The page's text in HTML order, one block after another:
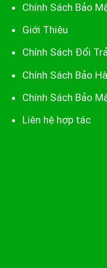
Chính Sách Bảo
Giới Thiệu
Chính Sách Đổi
Chính Sách Bảo
Chính Sách Bảo
Liên hệ hợp tác